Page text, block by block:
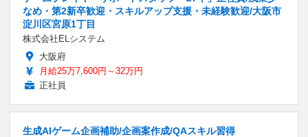
なめ・第2新卒歓迎・スキルアップ支援・未経験歓迎/大阪市
淀川区宮原1丁目
株式会社ELシステム
大阪府
月給25万7,600円～32万円
正社員
生成AIゲーム企画補助/企画案作成/QAスキル習得